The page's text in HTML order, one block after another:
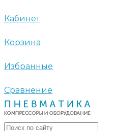
Кабинет
Корзина
Избранные
Сравнение